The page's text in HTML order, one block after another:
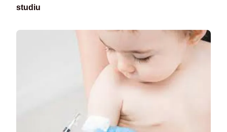
studiu